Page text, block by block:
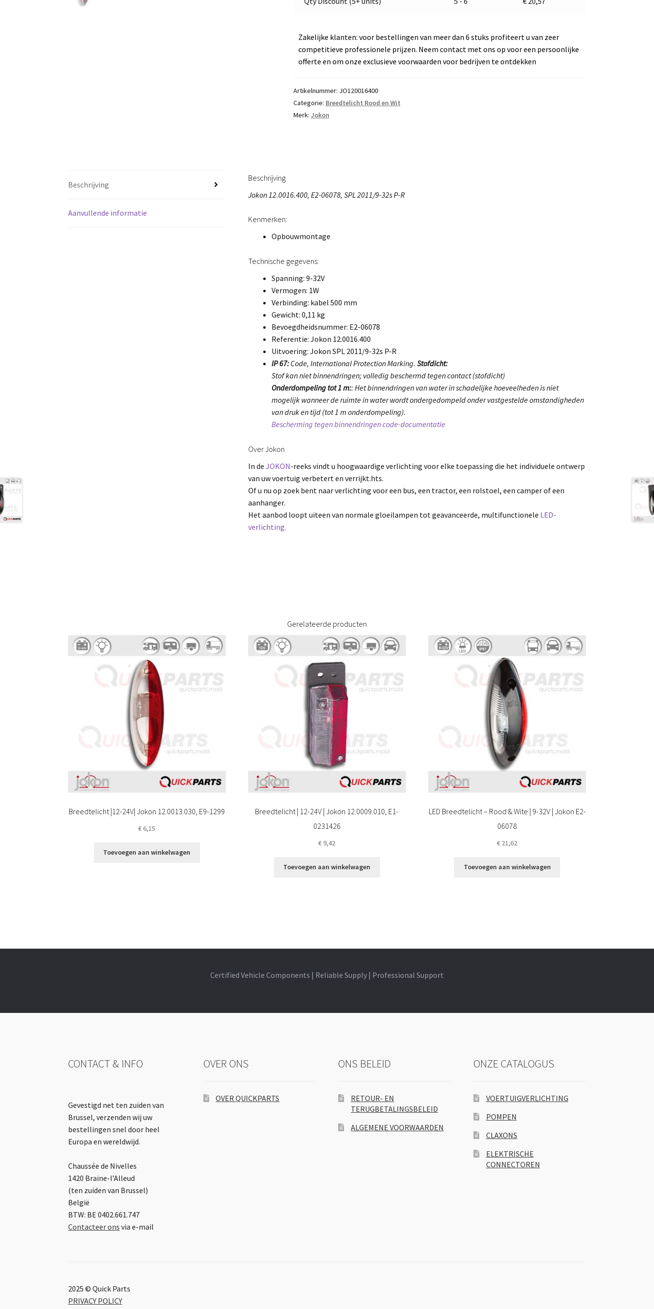
Jokon
Zakelijke klanten: voor bestellingen van meer dan 6 stuks profiteert u van zeer
competitieve professionele prijzen. Neem contact met ons op voor een persoonlijke
offerte en om onze exclusieve voorwaarden voor bedrijven te ontdekken
Artikelnummer: JO120016400
Categorie: Breedtelicht Rood en Wit
Merk: Jokon
Beschrijving
Aanvullende informatie
Beschrijving
Jokon 12.0016.400, E2-06078, SPL 2011/9-32s P-R
Kenmerken:
Opbouwmontage
Technische gegevens:
Spanning: 9-32V
Vermogen: 1W
Verbinding: kabel 500 mm
Gewicht: 0,11 kg
Bevoegdheidsnummer: E2-06078
Referentie: Jokon 12.0016.400
Uitvoering: Jokon SPL 2011/9-32s P-R
IP 67: Code, International Protection Marking.Stofdicht:
Stof kan niet binnendringen; volledig beschermd tegen contact (stofdicht)
Onderdompeling tot 1 m:: Het binnendringen van water in schadelijke hoeveelheden is niet
mogelijk wanneer de ruimte in water wordt ondergedompeld onder vastgestelde omstandigheden
van druk en tijd (tot 1 m onderdompeling).
Bescherming tegen binnendringen code-documentatie
Over Jokon
In deJOKON-reeks vindt u hoogwaardige verlichting voor elke toepassing die het individuele ontwerp
van uw voertuig verbetert en verrijkt.hts.
Of u nu op zoek bent naar verlichting voor een bus, een tractor, een rolstoel, een camper of een
aanhanger.
Het aanbod loopt uiteen van normale gloeilampen tot geavanceerde, multifunctionele LED-
verlichting.
Gerelateerde producten
Breedtelicht |12-24V| Jokon 12.0013.030, E9-1299
€ 6,15
Toevoegen aan winkelwagen
Breedtelicht | 12-24V | Jokon 12.0009.010, E1-
0231426
€ 9,42
Toevoegen aan winkelwagen
LED Breedtelicht – Rood & Wite | 9-32V | Jokon E2-
06078
€ 21,62
Toevoegen aan winkelwagen
Certified Vehicle Components | Reliable Supply | Professional Support
CONTACT & INFO
Gevestigd net ten zuiden van
Brussel, verzenden wij uw
bestellingen snel door heel
Europa en wereldwijd.
Chaussée de Nivelles
1420 Braine-l’Alleud
(ten zuiden van Brussel)
België
BTW: BE 0402.661.747
Contacteer ons via e-mail
OVER ONS
OVER QUICKPARTS
ONS BELEID
RETOUR- EN
TERUGBETALINGSBELEID
ALGEMENE VOORWAARDEN
ONZE CATALOGUS
VOERTUIGVERLICHTING
POMPEN
CLAXONS
ELEKTRISCHE
CONNECTOREN
2025 © Quick Parts
PRIVACY POLICY